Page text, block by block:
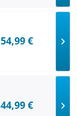
54,99 €
44,99 €